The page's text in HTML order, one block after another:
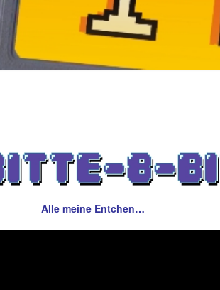
Alle meine Entchen…